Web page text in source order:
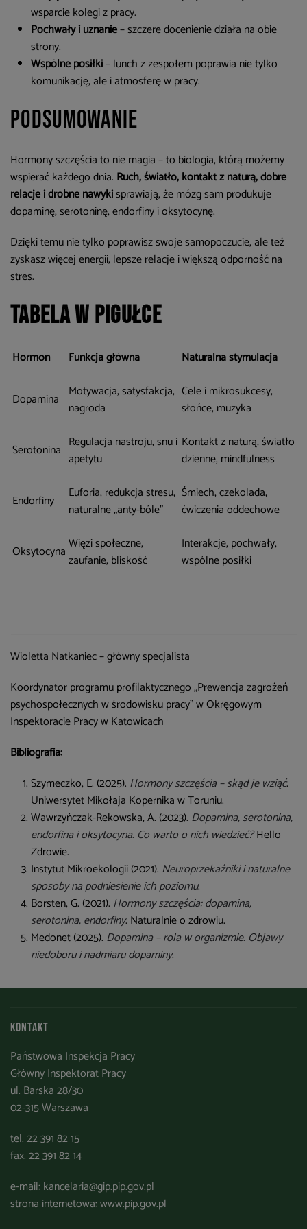
wsparcie kolegi z pracy.
Pochwały i uznanie– szczere docenienie działa na obie
strony.
Wspólne posiłki– lunch z zespołem poprawia nie tylko
komunikację, ale i atmosferę w pracy.
Podsumowanie
Hormony szczęścia to nie magia – to biologia, którą możemy
wspierać każdego dnia. Ruch, światło, kontakt z naturą, dobre
relacje i drobne nawykisprawiają, że mózg sam produkuje
dopaminę, serotoninę, endorfiny i oksytocynę.
Dzięki temu nie tylko poprawisz swoje samopoczucie, ale też
zyskasz więcej energii, lepsze relacje i większą odporność na
stres.
Tabela w pigułce
Hormon Funkcja główna Naturalna stymulacja
Dopamina Motywacja, satysfakcja,
nagroda
Cele i mikrosukcesy,
słońce, muzyka
Serotonina Regulacja nastroju, snu i
apetytu
Kontakt z naturą, światło
dzienne, mindfulness
Endorfiny
Euforia, redukcja stresu,
naturalne „anty-bóle”
Śmiech, czekolada,
ćwiczenia oddechowe
OksytocynaWięzi społeczne,
zaufanie, bliskość
Interakcje, pochwały,
wspólne posiłki
Wioletta Natkaniec – główny specjalista
Koordynator programu profilaktycznego „Prewencja zagrożeń
psychospołecznych w środowisku pracy” w Okręgowym
Inspektoracie Pracy w Katowicach
Bibliografia:
Szymeczko, E. (2025). Hormony szczęścia – skąd je wziąć.
Uniwersytet Mikołaja Kopernika w Toruniu.
Wawrzyńczak-Rekowska, A. (2023). Dopamina, serotonina,
endorfina i oksytocyna. Co warto o nich wiedzieć?Hello
Zdrowie.
Instytut Mikroekologii (2021). Neuroprzekaźniki i naturalne
sposoby na podniesienie ich poziomu.
Borsten, G. (2021). Hormony szczęścia: dopamina,
serotonina, endorfiny. Naturalnie o zdrowiu.
Medonet (2025). Dopamina – rola w organizmie. Objawy
niedoboru i nadmiaru dopaminy.
Kontakt
Państwowa Inspekcja Pracy
Główny Inspektorat Pracy
ul. Barska 28/30
02-315 Warszawa
tel. 22 391 82 15
fax. 22 391 82 14
e-mail: kancelaria@gip.pip.gov.pl
strona internetowa:www.pip.gov.pl